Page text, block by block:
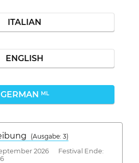
ITALIAN
ENGLISH
GERMAN ML
(Ausgabe: 3)
2026 Festival Ende: